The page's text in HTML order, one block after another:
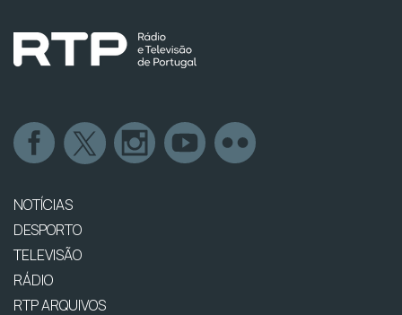
NOTÍCIAS
DESPORTO
TELEVISÃO
RÁDIO
RTP ARQUIVOS